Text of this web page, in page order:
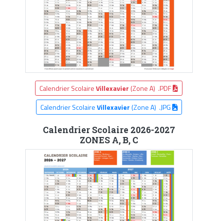
Calendrier ScolaireVillexavier (Zone A) .PDF
Calendrier ScolaireVillexavier(Zone A) .JPG
Calendrier Scolaire 2026-2027
ZONES A, B, C